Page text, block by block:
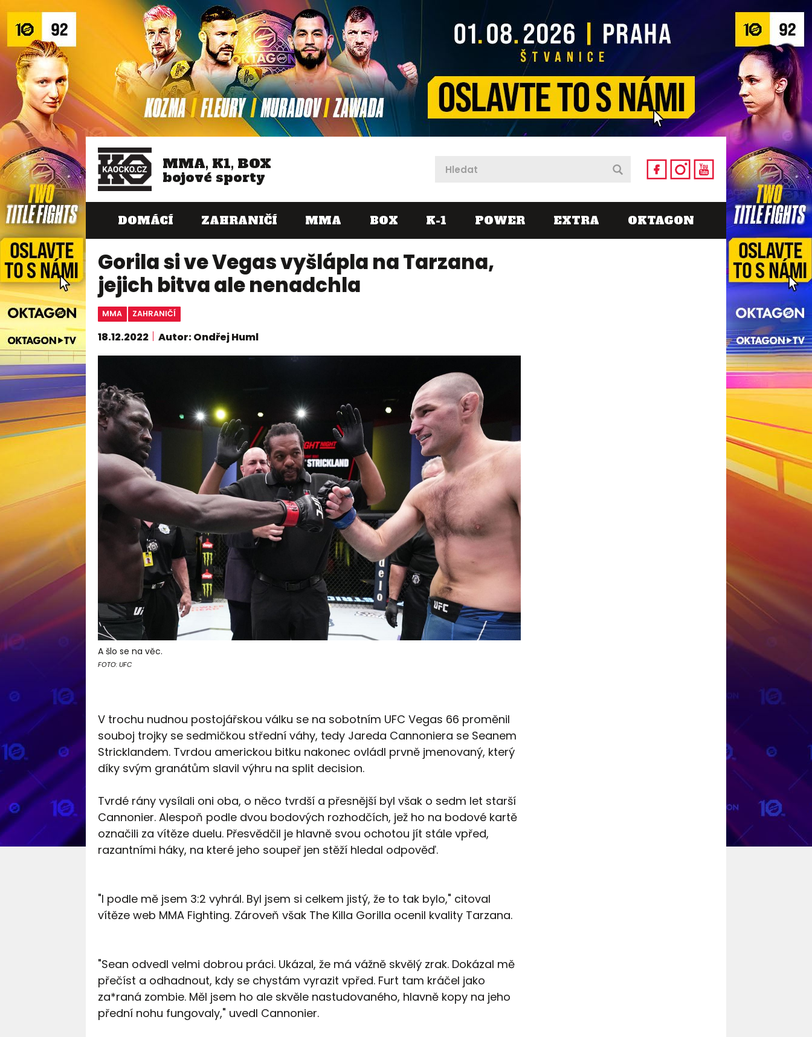
MMA, K1, BOX
bojové sporty
DOMÁCÍ ZAHRANIČÍ MMA BOX K-1 POWER EXTRA OKTAGON
Gorila si ve Vegas vyšlápla na Tarzana,
jejich bitva ale nenadchla
MMA ZAHRANIČÍ
18.12.2022 Autor: Ondřej Huml
A šlo se na věc.
FOTO: UFC
V trochu nudnou postojářskou válku se na sobotním UFC Vegas 66 proměnil
souboj trojky se sedmičkou střední váhy, tedy Jareda Cannoniera se Seanem
Stricklandem. Tvrdou americkou bitku nakonec ovládl prvně jmenovaný, který
díky svým granátům slavil výhru na split decision.
Tvrdé rány vysílali oni oba, o něco tvrdší a přesnější byl však o sedm let starší
Cannonier. Alespoň podle dvou bodových rozhodčích, jež ho na bodové kartě
označili za vítěze duelu. Přesvědčil je hlavně svou ochotou jít stále vpřed,
razantními háky, na které jeho soupeř jen stěží hledal odpověď.
"I podle mě jsem 3:2 vyhrál. Byl jsem si celkem jistý, že to tak bylo," citoval
vítěze web MMA Fighting. Zároveň však The Killa Gorilla ocenil kvality Tarzana.
"Sean odvedl velmi dobrou práci. Ukázal, že má vážně skvělý zrak. Dokázal mě
přečíst a odhadnout, kdy se chystám vyrazit vpřed. Furt tam kráčel jako
za*raná zombie. Měl jsem ho ale skvěle nastudovaného, hlavně kopy na jeho
přední nohu fungovaly," uvedl Cannonier.